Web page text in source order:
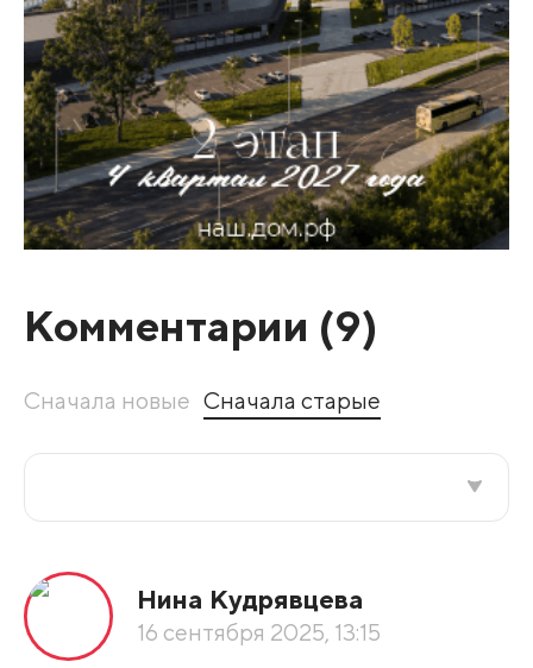
Комментарии (9)
Сначала новые Сначала старые
По рейтингу
Нина Кудрявцева
16 сентября 2025, 13:15